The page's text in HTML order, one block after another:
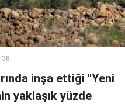
inşa ettiği "Yeni
yaklaşık yüzde